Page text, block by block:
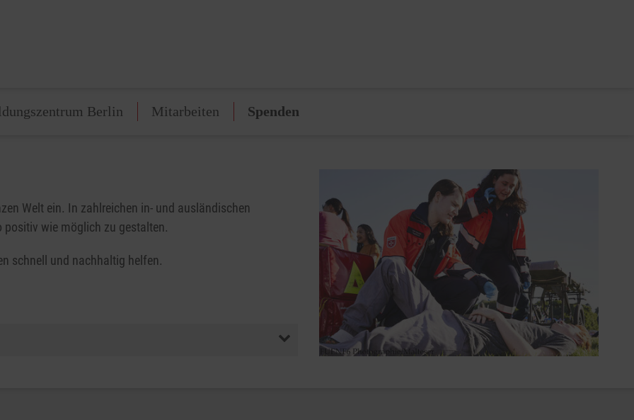
Berlin Mitarbeiten Spenden
Welt ein. In zahlreichen in- und ausländischen
wie möglich zu gestalten.
schnell und nachhaltig helfen.